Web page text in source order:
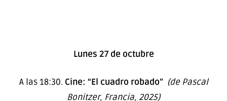
Lunes 27 de octubre
A las 18:30. Cine: “El cuadro robado” (de Pascal
Bonitzer, Francia, 2025)